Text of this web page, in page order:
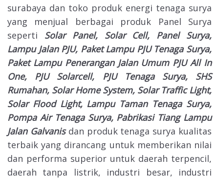
surabaya dan toko produk energi tenaga surya
yang menjual berbagai produk Panel Surya
seperti Solar Panel, Solar Cell, Panel Surya,
Lampu Jalan PJU, Paket Lampu PJU Tenaga Surya,
Paket Lampu Penerangan Jalan Umum PJU All In
One, PJU Solarcell, PJU Tenaga Surya, SHS
Rumahan, Solar Home System, Solar Traffic Light,
Solar Flood Light, Lampu Taman Tenaga Surya,
Pompa Air Tenaga Surya, Pabrikasi Tiang Lampu
Jalan Galvanisdan produk tenaga surya kualitas
terbaik yang dirancang untuk memberikan nilai
dan performa superior untuk daerah terpencil,
daerah tanpa listrik, industri besar, industri